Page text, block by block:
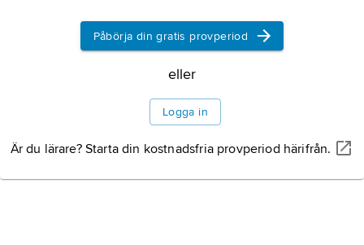
Påbörja din gratis provperiod
eller
Logga in
Är du lärare? Starta din kostnadsfria provperiod härifrån.